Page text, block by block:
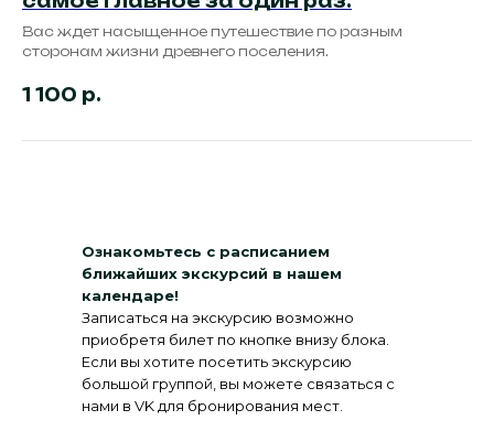
Вас ждет насыщенное путешествие по разным
сторонам жизни древнего поселения.
1 100 р.
Ознакомьтесь с расписанием
ближайших экскурсий в нашем
календаре!
Записаться на экскурсию возможно
приобретя билет по кнопке внизу блока.
Если вы хотите посетить экскурсию
большой группой, вы можете связаться с
нами в VK для бронирования мест.